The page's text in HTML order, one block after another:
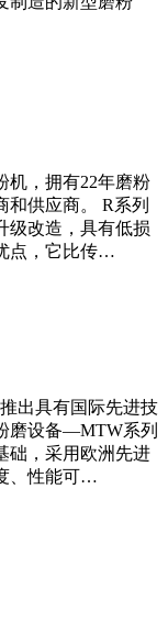
机，拥有22年磨粉
和供应商。 R系列
级改造，具有低损
点，它比传…
出具有国际先进技
磨设备—MTW系列
础，采用欧洲先进
、性能可…